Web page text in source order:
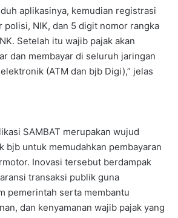
aplikasinya, kemudian registrasi
polisi, NIK, dan 5 digit nomor rangka
Setelah itu wajib pajak akan
dan membayar di seluruh jaringan
(ATM dan bjb Digi),” jelas
SAMBAT merupakan wujud
bjb untuk memudahkan pembayaran
Inovasi tersebut berdampak
transaksi publik guna
pemerintah serta membantu
dan kenyamanan wajib pajak yang